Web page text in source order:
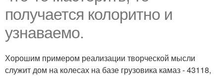
получается колоритно и
узнаваемо.
Хорошим примером реализации творческой мысли
служит дом на колесах на базе грузовика камаз - 43118,